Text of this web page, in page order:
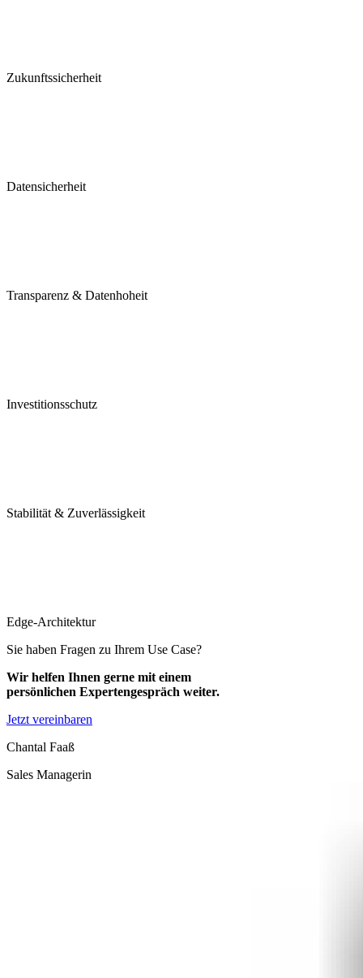
Zukunftssicherheit
Datensicherheit
Transparenz & Datenhoheit
Investitionsschutz
Stabilität & Zuverlässigkeit
Edge-Architektur
Sie haben Fragen zu Ihrem Use Case?
Wir helfen Ihnen gerne mit einem
persönlichen Expertengespräch weiter.
Jetzt vereinbaren
Chantal Faaß
Sales Managerin